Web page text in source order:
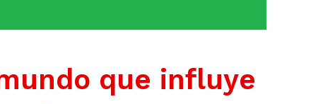
que influye